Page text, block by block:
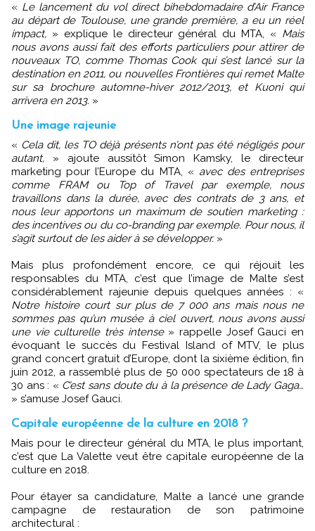
« Le lancement du vol direct bihebdomadaire d’Air France
au départ de Toulouse, une grande première, a eu un réel
impact, » explique le directeur général du MTA, « Mais
nous avons aussi fait des efforts particuliers pour attirer de
nouveaux TO, comme Thomas Cook qui s’est lancé sur la
destination en 2011, ou nouvelles Frontières qui remet Malte
sur sa brochure automne-hiver 2012/2013, et Kuoni qui
arrivera en 2013. »
Une image rajeunie
« Cela dit, les TO déjà présents n’ont pas été négligés pour
autant, » ajoute aussitôt Simon Kamsky, le directeur
marketing pour l’Europe du MTA, « avec des entreprises
comme FRAM ou Top of Travel par exemple, nous
travaillons dans la durée, avec des contrats de 3 ans, et
nous leur apportons un maximum de soutien marketing :
des incentives ou du co-branding par exemple. Pour nous, il
s’agit surtout de les aider à se développer. »
Mais plus profondément encore, ce qui réjouit les
responsables du MTA, c’est que l’image de Malte s’est
considérablement rajeunie depuis quelques années : «
Notre histoire court sur plus de 7 000 ans mais nous ne
sommes pas qu’un musée à ciel ouvert, nous avons aussi
une vie culturelle très intense» rappelle Josef Gauci en
évoquant le succès du Festival Island of MTV, le plus
grand concert gratuit d’Europe, dont la sixième édition, fin
juin 2012, a rassemblé plus de 50 000 spectateurs de 18 à
30 ans : « C’est sans doute du à la présence de Lady Gaga…
» s’amuse Josef Gauci.
Capitale européenne de la culture en 2018 ?
Mais pour le directeur général du MTA, le plus important,
c’est que La Valette veut être capitale européenne de la
culture en 2018.
Pour étayer sa candidature, Malte a lancé une grande
campagne de restauration de son patrimoine
architectural :